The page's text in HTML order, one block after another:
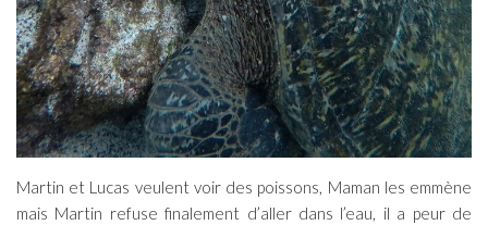
Martin et Lucas veulent voir des poissons, Maman les emmène
mais Martin refuse finalement d’aller dans l’eau, il a peur de